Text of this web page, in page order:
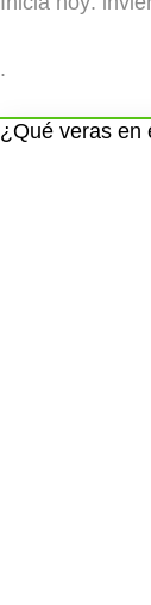
.
¿Qué veras en